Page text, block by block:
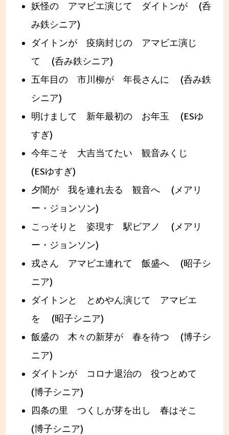
妖怪の アマビエ演じて ダイトンが (呑
み鉄シニア)
ダイトンが 疫病封じの アマビエ演じ
て (呑み鉄シニア)
五年目の 市川柳が 年長さんに (呑み鉄
シニア)
明けまして 新年最初の お年玉 (ESゆ
すぎ)
今年こそ 大吉当てたい 観音みくじ
(ESゆすぎ)
夕闇が 我を連れ去る 観音へ (メアリ
ー・ジョンソン)
こっそりと 姿現す 駅ピアノ (メアリ
ー・ジョンソン)
戎さん アマビエ連れて 飯盛へ (昭子シ
ニア)
ダイトンと とめやん演じて アマビエ
を (昭子シニア)
飯盛の 木々の新芽が 春を待つ (博子シ
ニア)
ダイトンが コロナ退治の 役つとめて
(博子シニア)
四条の里 つくしが芽を出し 春はそこ
(博子シニア)